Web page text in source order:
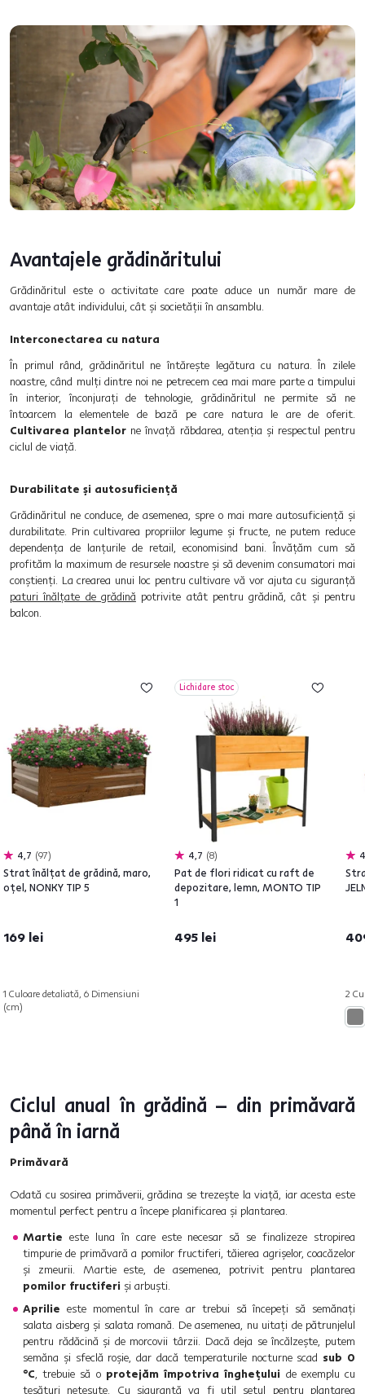
Avantajele grădinăritului
Grădinăritul este o activitate care poate aduce un număr mare de
avantaje atât individului, cât și societății în ansamblu.
Interconectarea cu natura
În primul rând, grădinăritul ne întărește legătura cu natura. În zilele
noastre, când mulți dintre noi ne petrecem cea mai mare parte a timpului
în interior, înconjurați de tehnologie, grădinăritul ne permite să ne
întoarcem la elementele de bază pe care natura le are de oferit.
Cultivarea plantelor ne învață răbdarea, atenția și respectul pentru
ciclul de viață.
Durabilitate și autosuficiență
Grădinăritul ne conduce, de asemenea, spre o mai mare autosuficiență și
durabilitate. Prin cultivarea propriilor legume și fructe, ne putem reduce
dependența de lanțurile de retail, economisind bani. Învățăm cum să
profităm la maximum de resursele noastre și să devenim consumatori mai
conștienți. La crearea unui loc pentru cultivare vă vor ajuta cu siguranță
paturi înălțate de grădină potrivite atât pentru grădină, cât și pentru
balcon.
4,7 97
Strat înălţat de grădină, maro,
oţel, NONKY TIP 5
169 lei
1 Culoare detaliată, 6 Dimensiuni
(cm)
Lichidare stoc
4,7 8
Pat de flori ridicat cu raft de
depozitare, lemn, MONTO TIP
1
495 lei
2
Ciclul anual în grădină – din primăvară
până în iarnă
Primăvară
Odată cu sosirea primăverii, grădina se trezește la viață, iar acesta este
momentul perfect pentru a începe planificarea și plantarea.
Martie este luna în care este necesar să se finalizeze stropirea
timpurie de primăvară a pomilor fructiferi, tăierea agrișelor, coacăzelor
și zmeurii. Martie este, de asemenea, potrivit pentru plantarea
pomilor fructiferi și arbuști.
Aprilie este momentul în care ar trebui să începeți să semănați
salata aisberg și salata romană. De asemenea, nu uitați de pătrunjelul
pentru rădăcină și de morcovii târzii. Dacă deja se încălzește, putem
semăna și sfeclă roșie, dar dacă temperaturile nocturne scad sub 0
°C , trebuie să o protejăm împotriva înghețului de exemplu cu
țesături nețesute. Cu siguranță va fi util setul pentru plantarea